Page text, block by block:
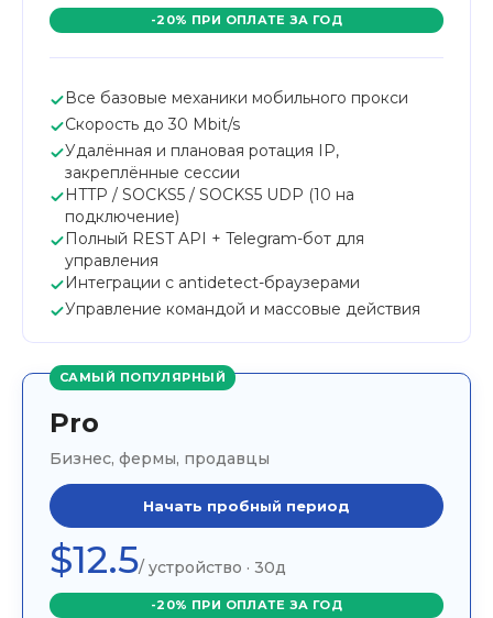
-20% ПРИ ОПЛАТЕ ЗА ГОД
Все базовые механики мобильного прокси
Скорость до 30 Mbit/s
Удалённая и плановая ротация IP,
закреплённые сессии
HTTP / SOCKS5 / SOCKS5 UDP (10 на
подключение)
Полный REST API + Telegram-бот для
управления
Интеграции с antidetect-браузерами
Управление командой и массовые действия
САМЫЙ ПОПУЛЯРНЫЙ
Pro
Бизнес, фермы, продавцы
Начать пробный период
$12.5/ устройство · 30д
-20% ПРИ ОПЛАТЕ ЗА ГОД